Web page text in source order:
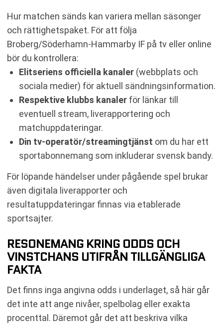
Hur matchen sänds kan variera mellan säsonger
och rättighetspaket. För att följa
Broberg/Söderhamn-Hammarby IF på tv eller online
bör du kontrollera:
Elitseriens officiella kanaler (webbplats och
sociala medier) för aktuell sändningsinformation.
Respektive klubbs kanaler för länkar till
eventuell stream, liverapportering och
matchuppdateringar.
Din tv-operatör/streamingtjänst om du har ett
sportabonnemang som inkluderar svensk bandy.
För löpande händelser under pågående spel brukar
även digitala liverapporter och
resultatuppdateringar finnas via etablerade
sportsajter.
RESONEMANG KRING ODDS OCH
VINSTCHANS UTIFRÅN TILLGÄNGLIGA
FAKTA
Det finns inga angivna odds i underlaget, så här går
det inte att ange nivåer, spelbolag eller exakta
procenttal. Däremot går det att beskriva vilka